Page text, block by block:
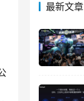
最新文章